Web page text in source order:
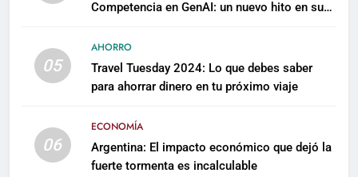
Competencia en GenAI: un nuevo hito en su
05
AHORRO
Travel Tuesday 2024: Lo que debes saber
para ahorrar dinero en tu próximo viaje
06
ECONOMÍA
Argentina: El impacto económico que dejó la
fuerte tormenta es incalculable